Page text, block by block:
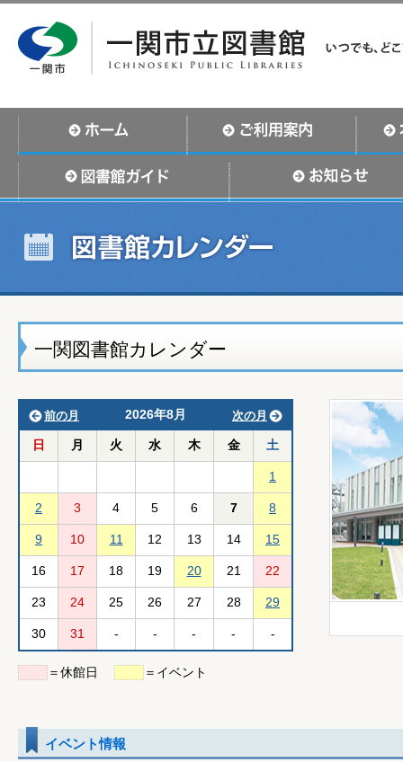
一関図書館カレンダー
前の月 2026年8月 次の月
日 月 火 水 木 金 土
1
2 3 4 5 6 7 8
9 10 11 12 13 14 15
16 17 18 19 20 21 22
23 24 25 26 27 28 29
30 31 - - - - -
＝休館日 ＝イベント
イベント情報